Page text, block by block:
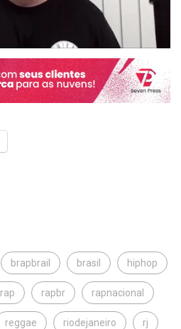
brapbrail brasil hiphop
rap rapbr rapnacional
reggae riodejaneiro rj